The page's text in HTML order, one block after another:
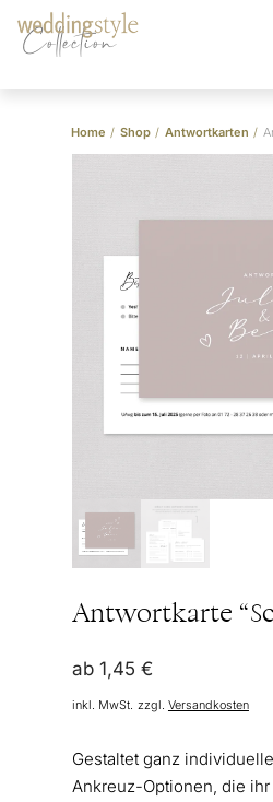
Collection
Home / Shop / Antwortkarten /
Antwortkarte
ab 1,45 €
inkl. MwSt. zzgl. Versandkosten
Gestaltet ganz
Ankreuz-Optionen, die